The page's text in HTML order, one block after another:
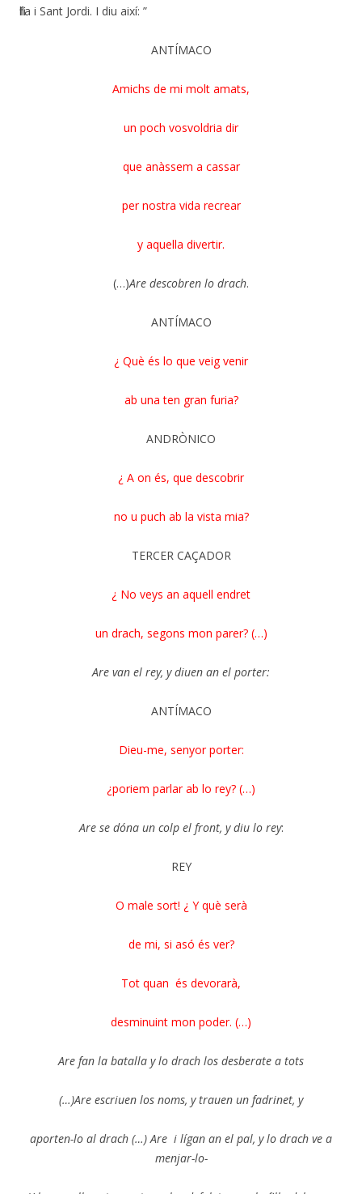
filla i Sant Jordi. I diu així: ”
ANTÍMACO
Amichs de mi molt amats,
un poch vosvoldria dir
que anàssem a cassar
per nostra vida recrear
y aquella divertir.
(…)Are descobren lo drach.
ANTÍMACO
¿ Què és lo que veig venir
ab una ten gran furia?
ANDRÒNICO
¿ A on és, que descobrir
no u puch ab la vista mia?
TERCER CAÇADOR
¿ No veys an aquell endret
un drach, segons mon parer? (…)
Are van el rey, y diuen an el porter:
ANTÍMACO
Dieu-me, senyor porter:
¿poriem parlar ab lo rey? (…)
Are se dóna un colp el front, y diu lo rey:
REY
O male sort! ¿ Y què serà
de mi, si asó és ver?
Tot quan és devorarà,
desminuint mon poder. (…)
Are fan la batalla y lo drach los desberate a tots
(…)Are escriuen los noms, y trauen un fadrinet, y
aporten-lo al drach (…) Are i lígan an el pal, y lo drach ve a
menjar-lo-